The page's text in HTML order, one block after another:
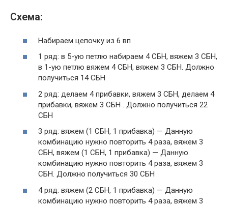
Схема:
Набираем цепочку из 6 вп
1 ряд: в 5-ую петлю набираем 4 СБН, вяжем 3 СБН,
в 1-ую петлю вяжем 4 СБН, вяжем 3 СБН. Должно
получиться 14 СБН
2 ряд: делаем 4 прибавки, вяжем 3 СБН, делаем 4
прибавки, вяжем 3 СБН . Должно получиться 22
СБН
3 ряд: вяжем (1 СБН, 1 прибавка) — Данную
комбинацию нужно повторить 4 раза, вяжем 3
СБН, вяжем (1 СБН, 1 прибавка) — Данную
комбинацию нужно повторить 4 раза, вяжем 3
СБН. Должно получиться 30 СБН
4 ряд: вяжем (2 СБН, 1 прибавка) — Данную
комбинацию нужно повторить 4 раза, вяжем 3